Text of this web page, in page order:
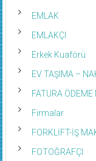
EMLAK
EMLAKÇI
Erkek Kuaförü
EV TAŞIMA –
FATURA ÖDEME
Firmalar
FORKLİFT-İŞ
FOTOĞRAFÇI